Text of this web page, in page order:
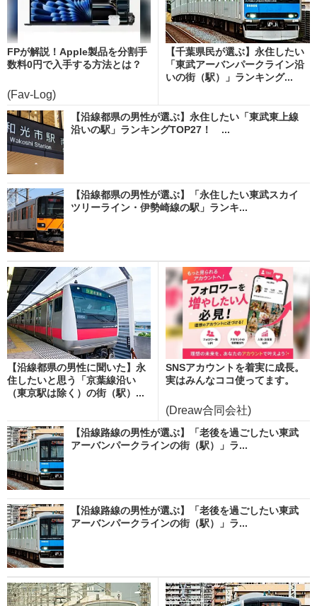
FPが解説！Apple製品を分割手
数料0円で入手する方法とは？
(Fav-Log)
【千葉県民が選ぶ】永住したい
「東武アーバンパークライン沿
いの街（駅）」ランキング...
【沿線都県の男性が選ぶ】永住したい「東武東上線
沿いの駅」ランキングTOP27！ ...
【沿線都県の男性が選ぶ】「永住したい東武スカイ
ツリーライン・伊勢崎線の駅」ランキ...
【沿線都県の男性に聞いた】永
住したいと思う「京葉線沿い
（東京駅は除く）の街（駅）...
SNSアカウントを着実に成長。
実はみんなココ使ってます。
(Dreaw合同会社)
【沿線路線の男性が選ぶ】「老後を過ごしたい東武
アーバンパークラインの街（駅）」ラ...
【沿線路線の男性が選ぶ】「老後を過ごしたい東武
アーバンパークラインの街（駅）」ラ...